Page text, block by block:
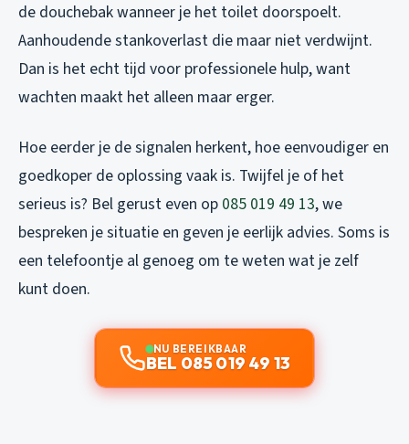
de douchebak wanneer je het toilet doorspoelt.
Aanhoudende stankoverlast die maar niet verdwijnt.
Dan is het echt tijd voor professionele hulp, want
wachten maakt het alleen maar erger.
Hoe eerder je de signalen herkent, hoe eenvoudiger en
goedkoper de oplossing vaak is. Twijfel je of het
serieus is? Bel gerust even op 085 019 49 13, we
bespreken je situatie en geven je eerlijk advies. Soms is
een telefoontje al genoeg om te weten wat je zelf
kunt doen.
NU BEREIKBAAR
BEL 085 019 49 13